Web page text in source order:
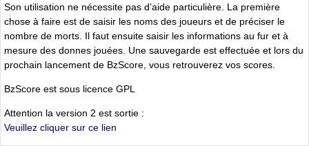
Son utilisation ne nécessite pas d’aide particulière. La première
chose à faire est de saisir les noms des joueurs et de préciser le
nombre de morts. Il faut ensuite saisir les informations au fur et à
mesure des donnes jouées. Une sauvegarde est effectuée et lors du
prochain lancement de BzScore, vous retrouverez vos scores.
BzScore est sous licence GPL
Attention la version 2 est sortie :
Veuillez cliquer sur ce lien